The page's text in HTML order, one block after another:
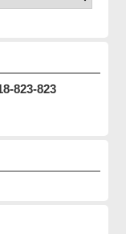
823-823